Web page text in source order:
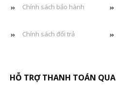
Chính sách bảo hành
Chính sách đổi trả
HỖ TRỢ THANH TOÁN QUA